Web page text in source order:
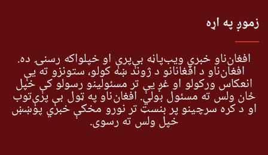
زموږ په اړه
افغان‌ناو خبري ویب‌پاڼه بې‌پرې او خپلواکه رسنۍ ده.
افغان‌ناو د افغانانو د ژوند ښه کولو، ستونزو ته یې
انعکاس ورکولو او غږ یې تر مسئولینو رسولو کې خپل
ځان ولس ته مسئول بولي. افغان‌ناو په ټول بې پرې‌توب
او د کره سرچینو پر بنسټ تر نورو مخکې خبري پوښښ
خپل ولس ته رسوي.